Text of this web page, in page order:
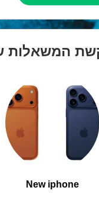
המשאלות
New iphone